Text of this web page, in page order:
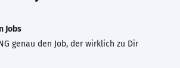
Jobs
genau den Job, der wirklich zu Dir